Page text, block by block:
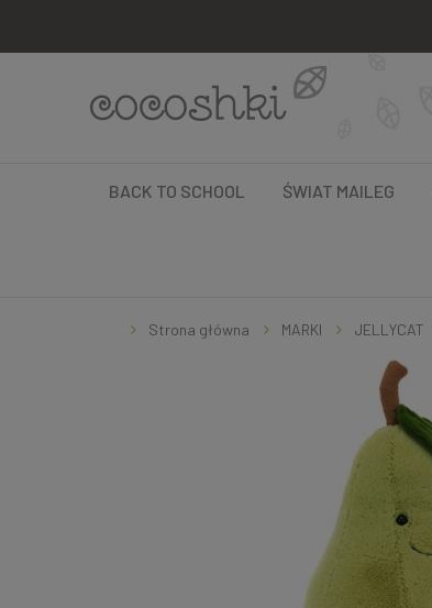
BACK TO SCHOOL ŚWIAT MAILEG
Strona główna MARKI JELLYCAT